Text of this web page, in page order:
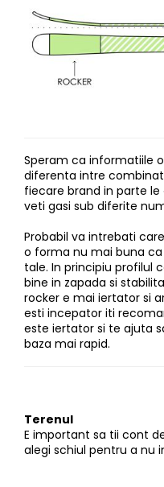
Speram ca informatiile
diferenta intre
fiecare brand in parte
veti gasi sub diferite
Probabil va intrebati
o forma nu mai buna
tale. In principiu profilul
bine in zapada si
rocker e mai iertator si
esti incepator iti
este iertator si te ajuta
baza mai rapid.
Terenul
E important sa tii cont
alegi schiul pentru a nu